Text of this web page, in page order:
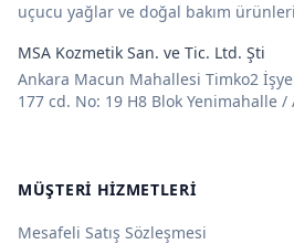
uçucu yağlar ve doğal bakım
MSA Kozmetik San. ve Tic. Ltd. Şti
Ankara Macun Mahallesi Timko2
177 cd. No: 19 H8 Blok Yenimahalle /
MÜŞTERI HIZMETLERI
Mesafeli Satış Sözleşmesi